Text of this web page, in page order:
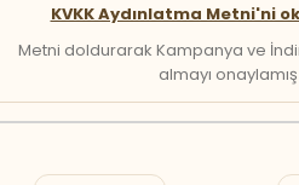
KVKK Aydınlatma Metni'ni
Metni doldurarak Kampanya ve
almayı onaylamış